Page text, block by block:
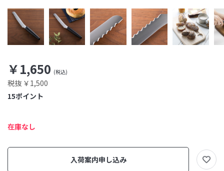
￥1,650
税抜 ￥1,500
ポイント
15
在庫なし
入荷案内申し込み